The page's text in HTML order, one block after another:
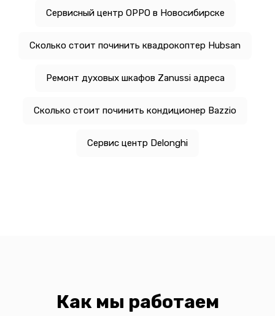
Сервисный центр OPPO в Новосибирске
Сколько стоит починить квадрокоптер Hubsan
Ремонт духовых шкафов Zanussi адреса
Сколько стоит починить кондиционер Bazzio
Сервис центр Delonghi
Как мы работаем